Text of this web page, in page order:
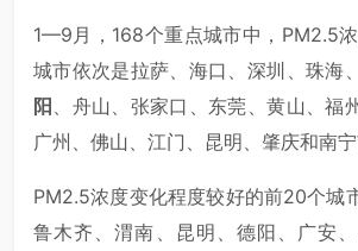
1—9月，168个重点城市中，PM2.5
城市依次是拉萨、海口、深圳、珠海
阳 、舟山、张家口、东莞、黄山、福
广州、佛山、江门、昆明、肇庆和南宁
PM2.5浓度变化程度较好的前20个城
鲁木齐、渭南、昆明、德阳、广安